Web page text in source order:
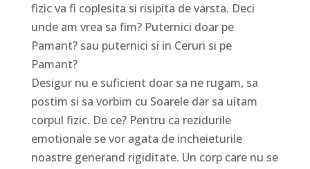
fizic va fi coplesita si risipita de varsta. Deci
unde am vrea sa fim? Puternici doar pe
Pamant? sau puternici si in Ceruri si pe
Pamant?
Desigur nu e suficient doar sa ne rugam, sa
postim si sa vorbim cu Soarele dar sa uitam
corpul fizic. De ce? Pentru ca rezidurile
emotionale se vor agata de incheieturile
noastre generand rigiditate. Un corp care nu se